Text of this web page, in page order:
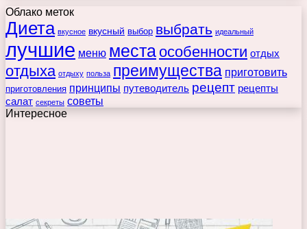
Облако меток
Диета вкусное вкусный выбор выбрать идеальный
лучшие меню места особенности отдых
отдыха отдыху польза преимущества приготовить
приготовления принципы путеводитель рецепт рецепты
салат секреты советы
Интересное